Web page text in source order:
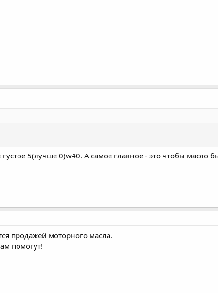
5(лучше 0)w40. А самое главное - это чтобы масло
продажей моторного масла.
помогут!